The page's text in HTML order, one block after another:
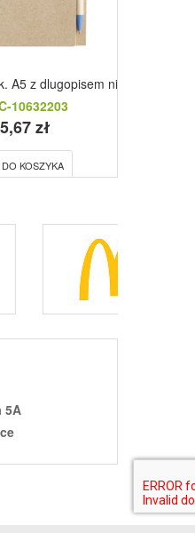
z recyklingu granatowy
A5 z dlugopisem niebieski
10632203
5,67 zł
DO KOSZYKA
5A